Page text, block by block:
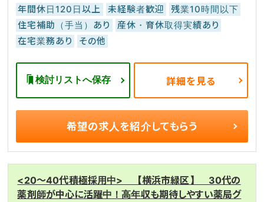
年間休日120日以上 未経験者歓迎
残業10時間以下
住宅補助（手当）あり
産休・育休取得実績あり
在宅業務あり
その他
検討リストへ保存 詳細を見る
希望の求人を紹介してもらう
<20～40代積極採用中> 【横浜市緑区】 30代の
薬剤師が中心に活躍中！高年収も期待しやすい薬局グ